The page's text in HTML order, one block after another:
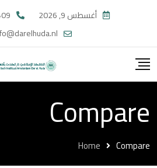
content
أغسطس 9, 2026
Compare
Home Compare